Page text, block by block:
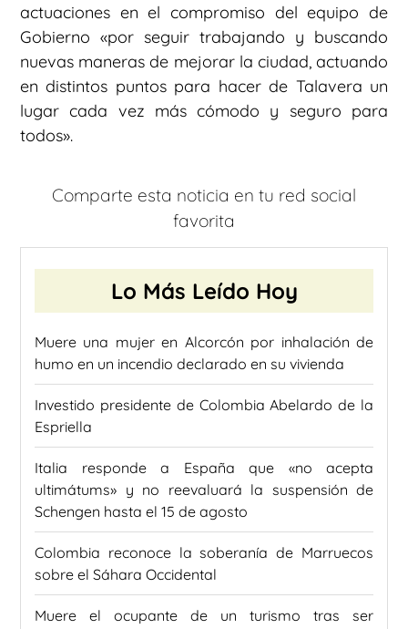
actuaciones en el compromiso del equipo de
Gobierno «por seguir trabajando y buscando
nuevas maneras de mejorar la ciudad, actuando
en distintos puntos para hacer de Talavera un
lugar cada vez más cómodo y seguro para
todos».
Comparte esta noticia en tu red social
favorita
Lo Más Leído Hoy
Muere una mujer en Alcorcón por inhalación de
humo en un incendio declarado en su vivienda
Investido presidente de Colombia Abelardo de la
Espriella
Italia responde a España que «no acepta
ultimátums» y no reevaluará la suspensión de
Schengen hasta el 15 de agosto
Colombia reconoce la soberanía de Marruecos
sobre el Sáhara Occidental
Muere el ocupante de un turismo tras ser